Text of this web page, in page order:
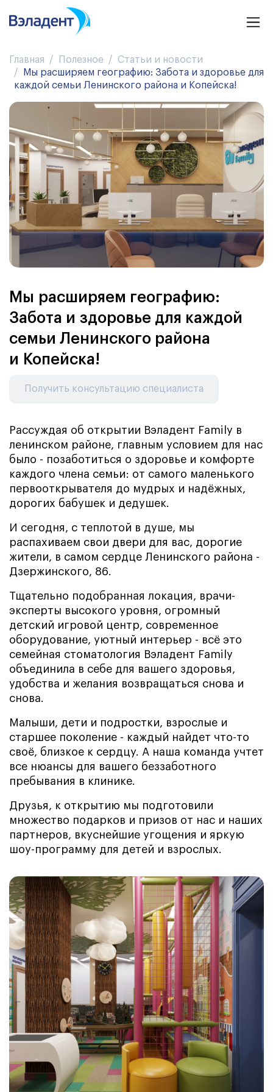
Главная Полезное
Статьи и новости
Мы расширяем географию: Забота и здоровье для
каждой семьи Ленинского района и Копейска!
Мы расширяем географию:
Забота и здоровье для каждой
семьи Ленинского района
и Копейска!
Получить консультацию специалиста
Рассуждая об открытии Вэладент Family в
ленинском районе, главным условием для нас
было - позаботиться о здоровье и комфорте
каждого члена семьи: от самого маленького
первооткрывателя до мудрых и надёжных,
дорогих бабушек и дедушек.
И сегодня, с теплотой в душе, мы
распахиваем свои двери для вас, дорогие
жители, в самом сердце Ленинского района -
Дзержинского, 86.
Тщательно подобранная локация, врачи-
эксперты высокого уровня, огромный
детский игровой центр, современное
оборудование, уютный интерьер - всё это
семейная стоматология Вэладент Family
объединила в себе для вашего здоровья,
удобства и желания возвращаться снова и
снова.
Малыши, дети и подростки, взрослые и
старшее поколение - каждый найдет что-то
своё, близкое к сердцу. А наша команда учтет
все нюансы для вашего беззаботного
пребывания в клинике.
Друзья, к открытию мы подготовили
множество подарков и призов от нас и наших
партнеров, вкуснейшие угощения и яркую
шоу-программу для детей и взрослых.